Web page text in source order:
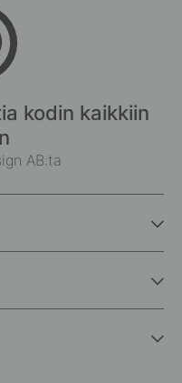
kodin kaikkiin
AB:ta